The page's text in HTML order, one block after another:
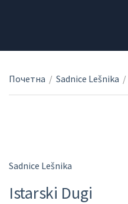
Почетна / Sadnice Lešnika /
Sadnice Lešnika
Istarski Dugi